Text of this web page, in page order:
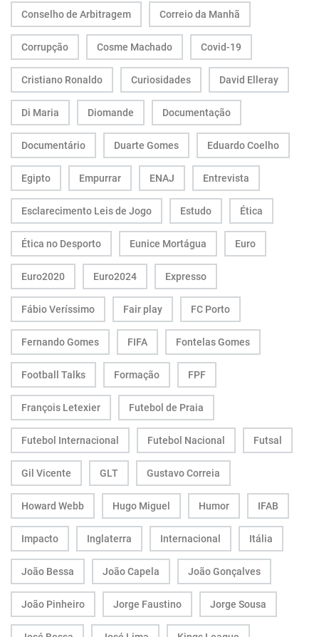
Conselho de Arbitragem Correio da Manhã
Corrupção Cosme Machado Covid-19
Cristiano Ronaldo Curiosidades David Elleray
Di Maria Diomande Documentação
Documentário Duarte Gomes Eduardo Coelho
Egipto Empurrar ENAJ Entrevista
Esclarecimento Leis de Jogo Estudo Ética
Ética no Desporto Eunice Mortágua Euro
Euro2020 Euro2024 Expresso
Fábio Veríssimo Fair play FC Porto
Fernando Gomes FIFA Fontelas Gomes
Football Talks Formação FPF
François Letexier Futebol de Praia
Futebol Internacional Futebol Nacional Futsal
Gil Vicente GLT Gustavo Correia
Howard Webb Hugo Miguel Humor IFAB
Impacto Inglaterra Internacional Itália
João Bessa João Capela João Gonçalves
João Pinheiro Jorge Faustino Jorge Sousa